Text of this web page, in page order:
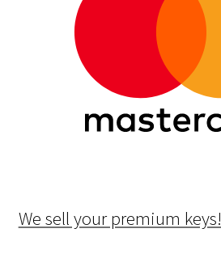
We sell your premium keys!